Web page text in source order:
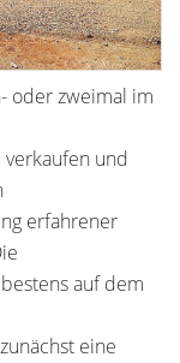
oder zweimal im
und
erfahrener
auf dem
eine